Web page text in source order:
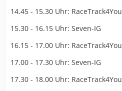
14.45 - 15.30 Uhr: RaceTrack4You
15.30 - 16.15 Uhr: Seven-IG
16.15 - 17.00 Uhr: RaceTrack4You
17.00 - 17.30 Uhr: Seven-IG
17.30 - 18.00 Uhr: RaceTrack4You